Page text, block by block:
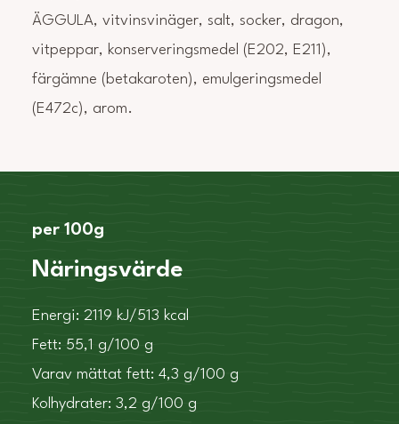
ÄGGULA, vitvinsvinäger, salt, socker, dragon,
vitpeppar, konserveringsmedel (E202, E211),
färgämne (betakaroten), emulgeringsmedel
(E472c), arom.
per 100g
Näringsvärde
Energi: 2119 kJ/513 kcal
Fett: 55,1 g/100 g
Varav mättat fett: 4,3 g/100 g
Kolhydrater: 3,2 g/100 g